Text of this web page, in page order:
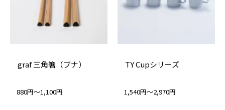
graf 三角箸（ブナ）
880円～1,100円
TY Cupシリーズ
1,540円～2,970円